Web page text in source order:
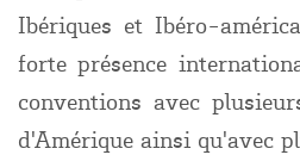
Ibériques et Ibéro-
forte présence
conventions avec
d'Amérique ainsi qu'avec